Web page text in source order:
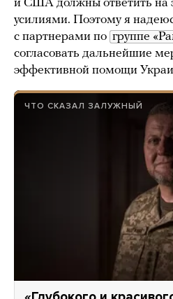
и США должны ответить на
усилиями. Поэтому я
с партнерами по группе
согласовать дальнейшие
эффективной помощи
ЧТО СКАЗАЛ ЗАЛУЖНЫЙ